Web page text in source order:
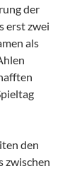
der
erst zwei
als
den
zwischen